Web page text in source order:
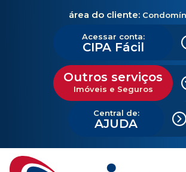
área do cliente:
Acessar conta:
CIPA Fácil
Outros serviços
Imóveis e Seguros
Central de:
AJUDA